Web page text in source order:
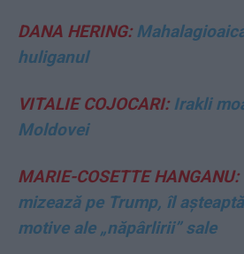
DANA HERING:
huliganul
VITALIE COJOCARI:Irakli
Moldovei
MARIE-COSETTE HANGANU:
mizează pe Trump, îl
motive ale „năpârlirii” sale